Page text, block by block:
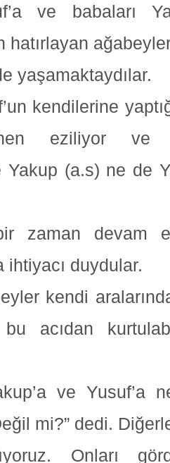
ve babaları
hatırlayan
yaşamaktaydılar.
kendilerine
eziliyor ve
(a.s) ne de
zaman devam
ihtiyacı duydular.
kendi
acıdan
ve Yusuf’a
mi?” dedi.
Onları